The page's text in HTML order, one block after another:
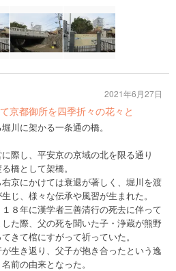
京都御所を四季折々の花々と
川に架かる一条通の橋。
際し、平安京の京域の北を限る通り
橋として架橋。
京にかけては衰退が著しく、堀川を渡
じ、様々な伝承や風習が生まれた。
１８年に漢学者三善清行の死去に伴って
た際、父の死を聞いた子・浄蔵が熊野
きて棺にすがって祈っていた。
生き返り、父子が抱き合ったという逸
前の由来となった。
2021年6月27日